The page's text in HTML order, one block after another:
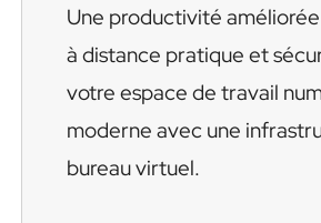
Une productivité
à distance pratique et
votre espace de travail
moderne avec une
bureau virtuel.